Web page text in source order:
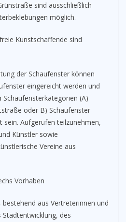
sind ausschließlich
möglich.
Kunstschaffende sind
der Schaufenster können
eingereicht werden und
(A)
oder B) Schaufenster
sein. Aufgerufen teilzunehmen,
Künstler sowie
Vereine aus
Vorhaben
bestehend aus Vertreterinnen und
des